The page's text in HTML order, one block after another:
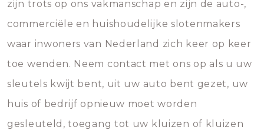
zijn trots op ons vakmanschap en zijn de auto-,
commerciële en huishoudelijke slotenmakers
waar inwoners van Nederland zich keer op keer
toe wenden. Neem contact met ons op als u uw
sleutels kwijt bent, uit uw auto bent gezet, uw
huis of bedrijf opnieuw moet worden
gesleuteld, toegang tot uw kluizen of kluizen